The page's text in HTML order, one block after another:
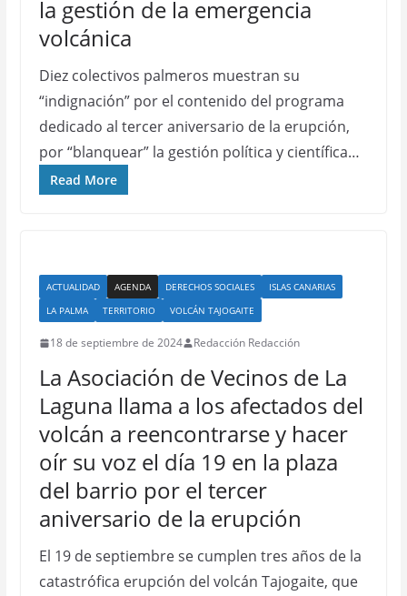
la gestión de la emergencia
volcánica
Diez colectivos palmeros muestran su
“indignación” por el contenido del programa
dedicado al tercer aniversario de la erupción,
por “blanquear” la gestión política y científica…
Read More
ACTUALIDAD AGENDA DERECHOS SOCIALES
ISLAS CANARIAS
LA PALMA
TERRITORIO VOLCÁN TAJOGAITE
18 de septiembre de 2024 Redacción Redacción
La Asociación de Vecinos de La
Laguna llama a los afectados del
volcán a reencontrarse y hacer
oír su voz el día 19 en la plaza
del barrio por el tercer
aniversario de la erupción
El 19 de septiembre se cumplen tres años de la
catastrófica erupción del volcán Tajogaite, que